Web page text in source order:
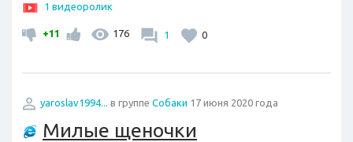
1 видеоролик
+11 176 1 0
yaroslav1994... в группе Собаки 17 июня 2020 года
Милые щеночки